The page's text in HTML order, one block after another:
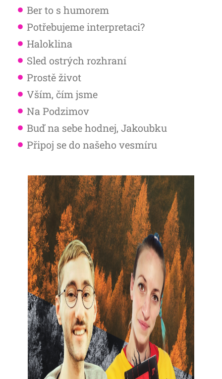
Ber to s humorem
Potřebujeme interpretaci?
Haloklina
Sled ostrých rozhraní
Prostě život
Vším, čím jsme
Na Podzimov
Buď na sebe hodnej, Jakoubku
Připoj se do našeho vesmíru